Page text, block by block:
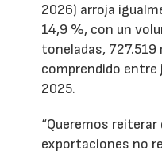
2026) arroja
14,9 %, con un
toneladas, 727.519
comprendido entre
2025.
“Queremos reiterar
exportaciones no